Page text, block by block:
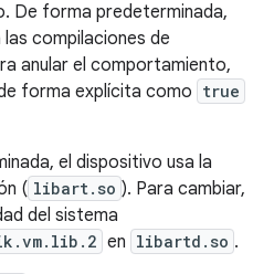
De forma predeterminada,
compilaciones de
anular el comportamiento,
forma explícita como true
el dispositivo usa la
( libart.so ). Para cambiar,
del sistema
en libartd.so .